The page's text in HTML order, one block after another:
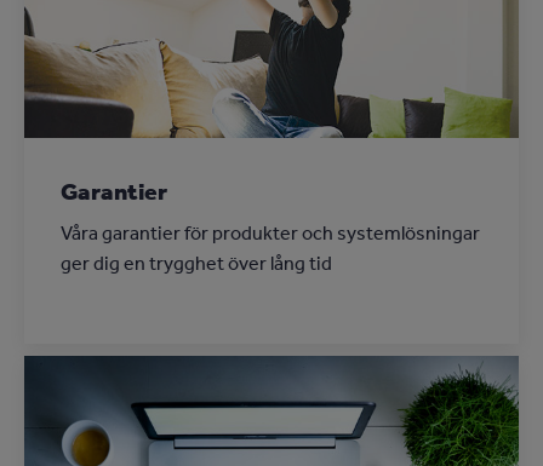
Garantier
Våra garantier för produkter och systemlösningar
ger dig en trygghet över lång tid